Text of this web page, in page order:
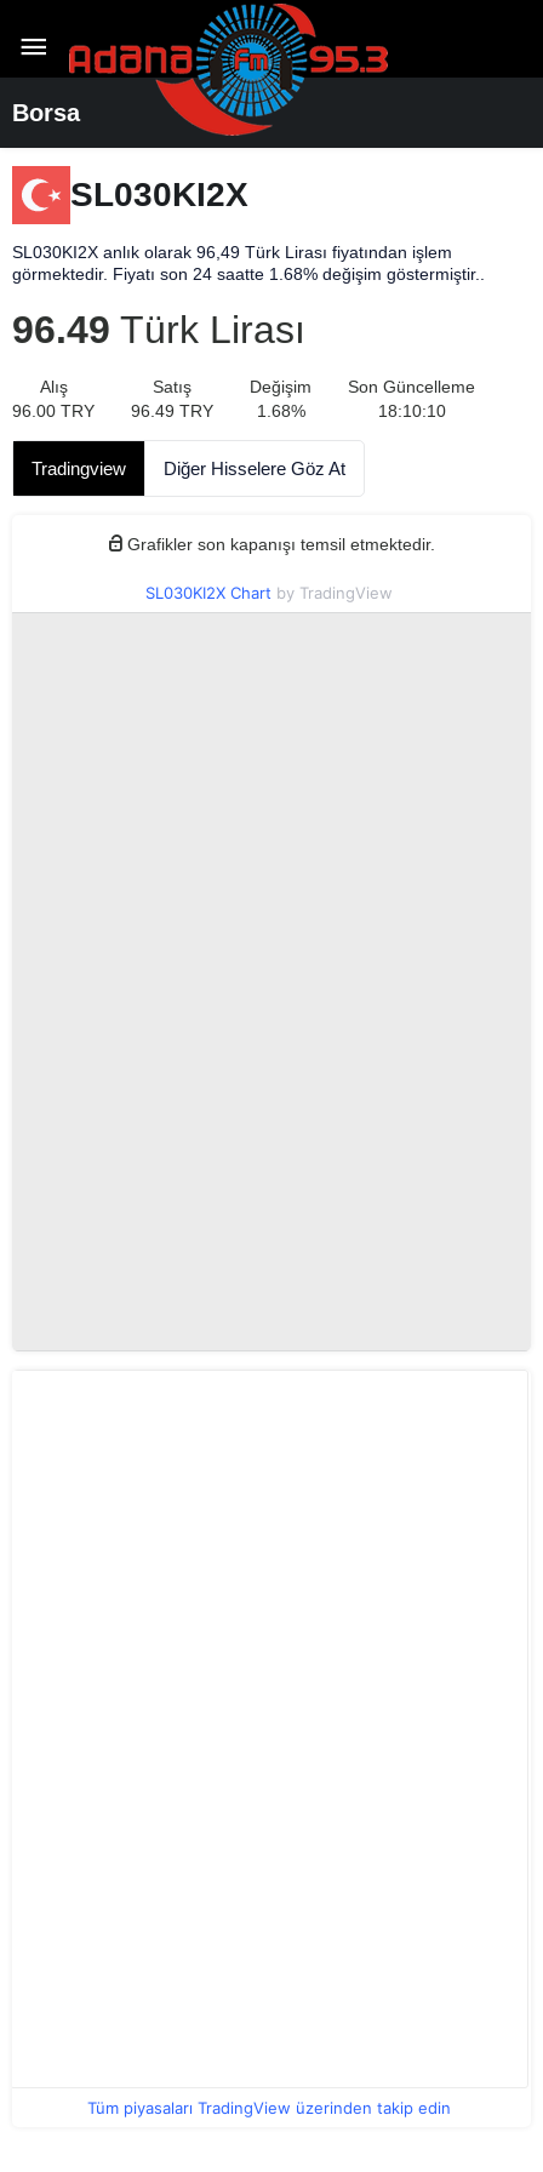
Borsa
SL030KI2X
SL030KI2X anlık olarak 96,49 Türk Lirası fiyatından işlem
görmektedir. Fiyatı son 24 saatte 1.68% değişim göstermiştir..
96.49 Türk Lirası
Alış
96.00 TRY
Satış
96.49 TRY
Değişim
1.68%
Son Güncelleme
18:10:10
Tradingview Diğer Hisselere Göz At
Grafikler son kapanışı temsil etmektedir.
SL030KI2X Chart by TradingView
Tüm piyasaları TradingView üzerinden takip edin